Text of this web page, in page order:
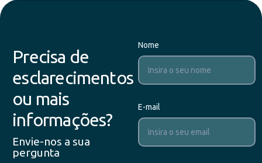
Precisa de
esclarecimentos
ou mais
informações?
Envie-nos a sua
pergunta
Nome
E-mail